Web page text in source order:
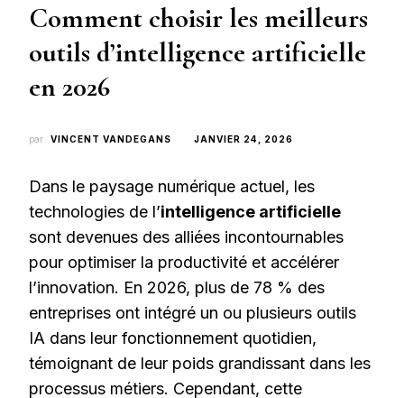
Comment choisir les meilleurs
outils d’intelligence artificielle
en 2026
par VINCENT VANDEGANS JANVIER 24, 2026
Dans le paysage numérique actuel, les
technologies de l’intelligence artificielle
sont devenues des alliées incontournables
pour optimiser la productivité et accélérer
l’innovation. En 2026, plus de 78 % des
entreprises ont intégré un ou plusieurs outils
IA dans leur fonctionnement quotidien,
témoignant de leur poids grandissant dans les
processus métiers. Cependant, cette